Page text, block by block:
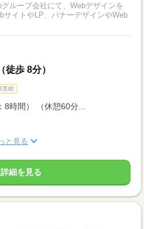
ループ会社にて、Webデザインを
サイトやLP、バナーデザインやWeb
歩 8分）
支給
時間） （休憩60分...
と見る
細を見る